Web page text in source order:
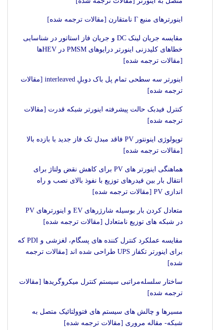
اینورترهای منبع Γ نامتقارن [مقالات ترجمه شده]
مقایسه جریان لینک DC و جریان فاز استاتور در شناسایی
خطاهای کلیدزنی اینورتر درایوهای PMSM در HEVها
[مقالات ترجمه شده]
اینورتر سه سطحی تمام پل باک دوبلِ interleaved [مقالات
ترجمه شده]
کنترل فیدبک حالت پیشرفته اینورتر شبکه قدرت [مقالات
ترجمه شده]
توپولوژی اینونتور PV فاقد مبدل تک فاز جدید با بازده بالا
[مقالات ترجمه شده]
هماهنگی اینورتر های PV برای کاهش نقض ولتاژ برای
انتقال بار بین فیدرهای توزیع با نفوذ بالای نصب و راه
اندازی PV [مقالات ترجمه شده]
متعادل کردن بار بوسیله شارژرهای EV و اینورترهای PV
در شبکه های توزیع نامتعادل [مقالات ترجمه شده]
مقایسه عملکرد کنترل کننده های پسگام، لغزشی و PDI که
برای اینورتر تکفاز UPS طراحی شده اند [مقالات ترجمه
شده]
ساختار سلسله‌مراتبی سیستم کنترل میکروگریدها [مقالات
ترجمه شده]
مسیرها و چالش های سیستم های فتوولتائیک متصل به
شبکه- مقاله مروری [مقالات ترجمه شده]